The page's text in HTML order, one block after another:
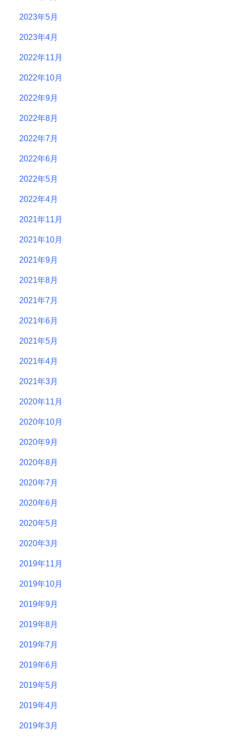
2023年5月
2023年4月
2022年11月
2022年10月
2022年9月
2022年8月
2022年7月
2022年6月
2022年5月
2022年4月
2021年11月
2021年10月
2021年9月
2021年8月
2021年7月
2021年6月
2021年5月
2021年4月
2021年3月
2020年11月
2020年10月
2020年9月
2020年8月
2020年7月
2020年6月
2020年5月
2020年3月
2019年11月
2019年10月
2019年9月
2019年8月
2019年7月
2019年6月
2019年5月
2019年4月
2019年3月